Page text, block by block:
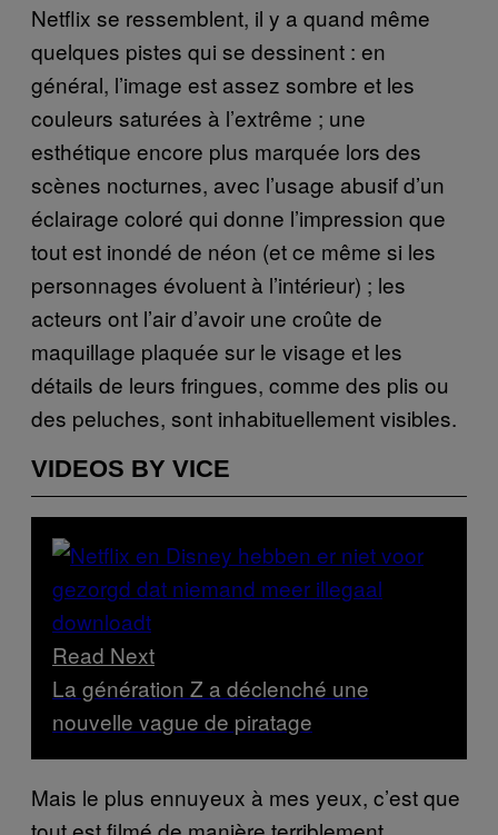
Netflix se ressemblent, il y a quand même
quelques pistes qui se dessinent : en
général, l’image est assez sombre et les
couleurs saturées à l’extrême ; une
esthétique encore plus marquée lors des
scènes nocturnes, avec l’usage abusif d’un
éclairage coloré qui donne l’impression que
tout est inondé de néon (et ce même si les
personnages évoluent à l’intérieur) ; les
acteurs ont l’air d’avoir une croûte de
maquillage plaquée sur le visage et les
détails de leurs fringues, comme des plis ou
des peluches, sont inhabituellement visibles.
VIDEOS BY VICE
Read Next
La génération Z a déclenché une
nouvelle vague de piratage
Mais le plus ennuyeux à mes yeux, c’est que